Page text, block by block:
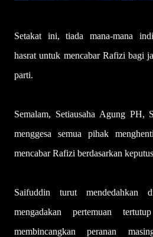
Setakat ini, tiada mana-mana
hasrat untuk mencabar Rafizi bagi
parti.
Semalam, Setiausaha Agung PH,
menggesa semua pihak
mencabar Rafizi berdasarkan
Saifuddin turut mendedahkan
mengadakan pertemuan
membincangkan peranan